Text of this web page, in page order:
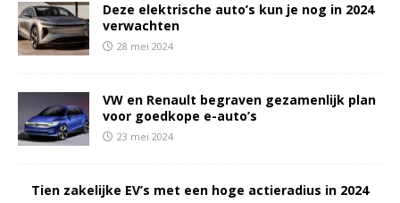
Deze elektrische auto’s kun je nog in 2024
verwachten
28 mei 2024
VW en Renault begraven gezamenlijk plan
voor goedkope e-auto’s
23 mei 2024
Tien zakelijke EV’s met een hoge actieradius in 2024